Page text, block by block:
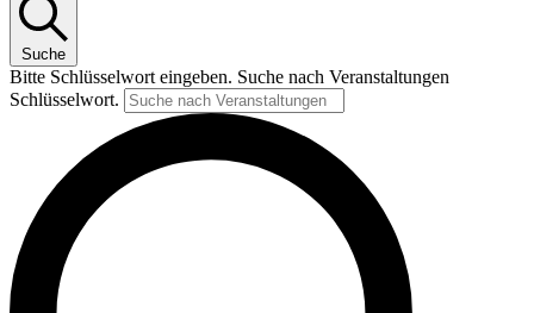
2025
Suche
Bitte Schlüsselwort eingeben. Suche nach Veranstaltungen
Schlüsselwort.